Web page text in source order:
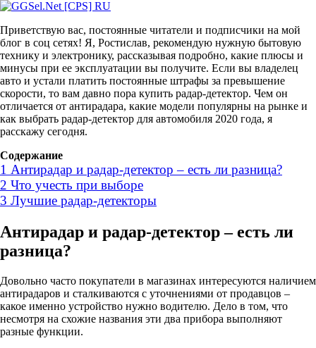
Приветствую вас, постоянные читатели и подписчики на мой
блог в соц сетях! Я, Ростислав, рекомендую нужную бытовую
технику и электронику, рассказывая подробно, какие плюсы и
минусы при ее эксплуатации вы получите. Если вы владелец
авто и устали платить постоянные штрафы за превышение
скорости, то вам давно пора купить радар-детектор. Чем он
отличается от антирадара, какие модели популярны на рынке и
как выбрать радар-детектор для автомобиля 2020 года, я
расскажу сегодня.
Содержание
1 Антирадар и радар-детектор – есть ли разница?
2 Что учесть при выборе
3 Лучшие радар-детекторы
Антирадар и радар-детектор – есть ли
разница?
Довольно часто покупатели в магазинах интересуются наличием
антирадаров и сталкиваются с уточнениями от продавцов –
какое именно устройство нужно водителю. Дело в том, что
несмотря на схожие названия эти два прибора выполняют
разные функции.